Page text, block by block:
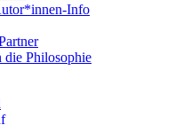
Info
die Philosophie